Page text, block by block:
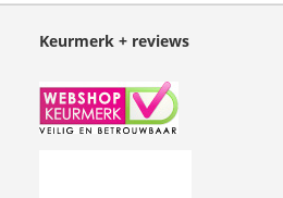
Keurmerk + reviews